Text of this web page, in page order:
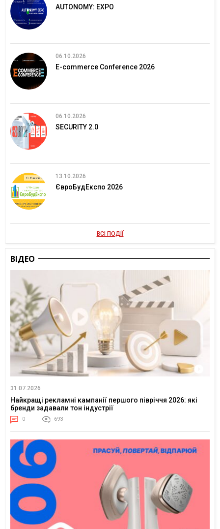
AUTONOMY: EXPO
06.10.2026
E-commerce Conference 2026
06.10.2026
SECURITY 2.0
13.10.2026
ЄвроБудЕкспо 2026
ВСІ ПОДІЇ
ВІДЕО
31.07.2026
Найкращі рекламні кампанії першого півріччя 2026: які
бренди задавали тон індустрії
0 693